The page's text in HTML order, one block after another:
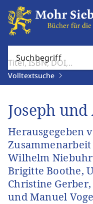
Suchbegriff
Volltextsuche
Joseph
Herausgegeben
Wilhelm
Brigitte Boothe,
Christine
und Manuel